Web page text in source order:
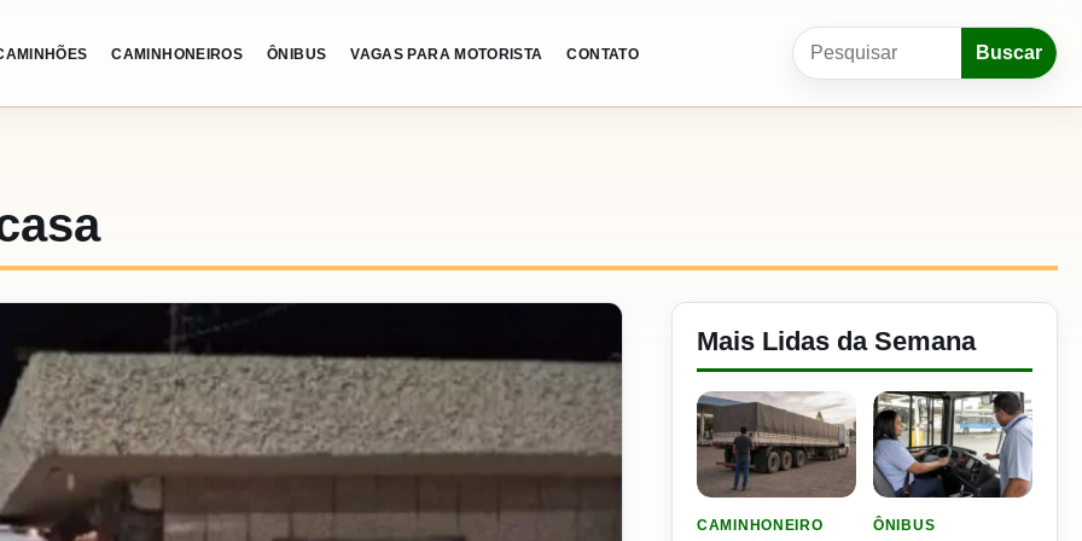
CAMINHONEIROS ÔNIBUS VAGAS PARA MOTORISTA CONTATO
Pesquisar por:
Buscar
Mais Lidas da Semana
CAMINHONEIRO
ÔNIBUS